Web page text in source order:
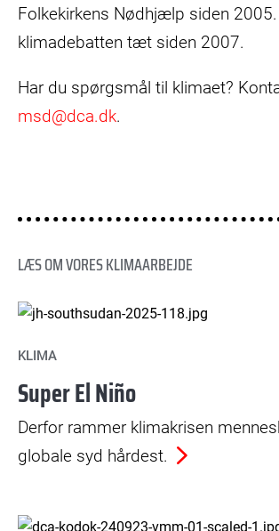
Folkekirkens Nødhjælp siden
klimadebatten tæt siden 2007.
Har du spørgsmål til klimaet?
msd@dca.dk.
LÆS OM VORES KLIMAARBEJDE
KLIMA
Super El Niño
Derfor rammer klimakrisen
globale syd hårdest.